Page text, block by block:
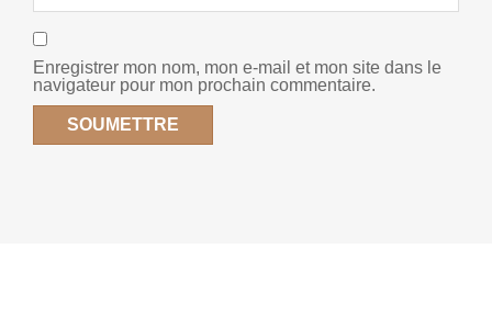
Enregistrer mon nom, mon e-mail et mon site dans le
navigateur pour mon prochain commentaire.